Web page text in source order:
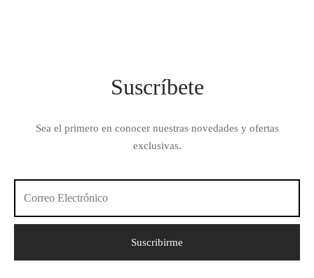
Suscríbete
Sea el primero en conocer nuestras novedades y ofertas
exclusivas.